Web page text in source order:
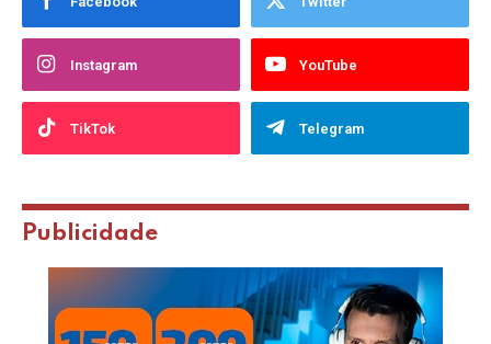
Instagram YouTube
TikTok Telegram
Publicidade